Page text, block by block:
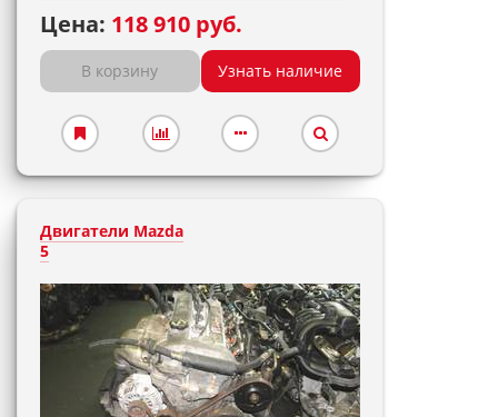
Цена: 118 910 руб.
В корзину Узнать наличие
Двигатели Mazda
5